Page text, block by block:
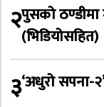
२पुसको
(भिडियोसहित)
३‘अधुरो सपना-